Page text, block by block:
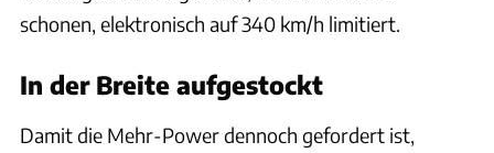
schonen, elektronisch auf 340 km/h limitiert.
In der Breite aufgestockt
Damit die Mehr-Power dennoch gefordert ist,